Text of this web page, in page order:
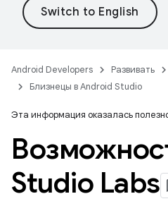
Android Developers Развивать
Близнецы в Android Studio
Эта информация оказалась
Studio Labs